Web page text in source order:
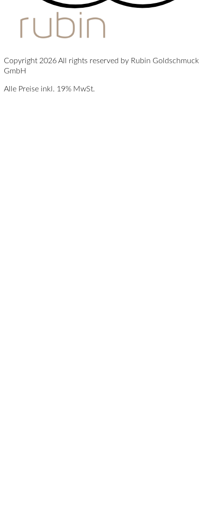
Copyright 2026 All rights reserved by Rubin Goldschmuck
GmbH
Alle Preise inkl. 19% MwSt.